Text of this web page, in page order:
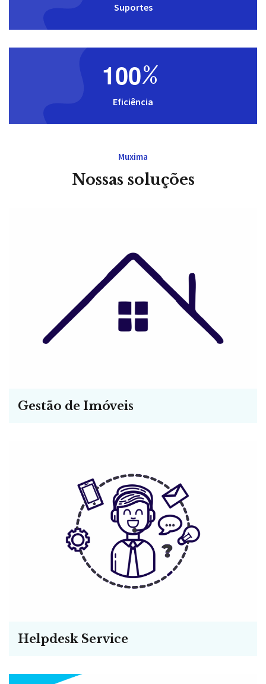
Suportes
100%
Eficiência
Muxima
Nossas soluções
Gestão de Imóveis
Helpdesk Service